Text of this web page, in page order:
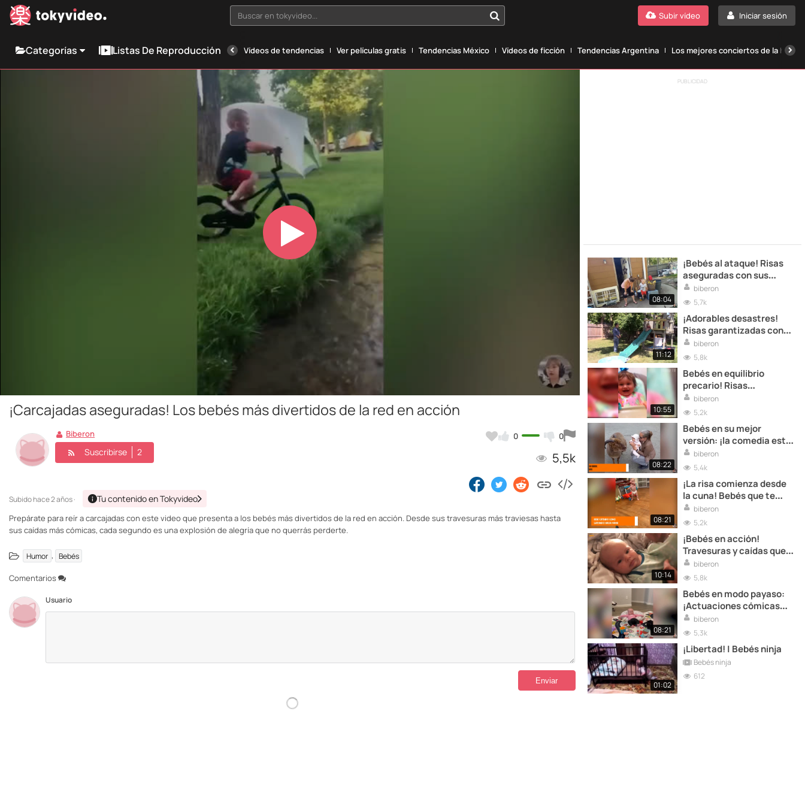
Buscar en tokyvideo... Iniciar sesión
Subir vídeo
Categorías Listas De Reproducción Vídeos de tendencias Ver películas gratis Tendencias México Vídeos de ficción Tendencias Argentina Los mejores conciertos de la
Play
Video
¡Carcajadas aseguradas! Los bebés más divertidos de la red en acción
0 0
5,5k
Biberon
Suscribirse 2
Subidohace 2 años · Tu contenido en Tokyvideo
Prepárate para reír a carcajadas con este video que presenta a los bebés más divertidos de la red en acción. Desde sus travesuras más traviesas hasta
sus caídas más cómicas, cada segundo es una explosión de alegría que no querrás perderte.
Humor , Bebés
Comentarios
Usuario
PUBLICIDAD
08:04
¡Bebés al ataque! Risas
aseguradas con sus
travesuras traviesas
biberon
5,7k
11:12
¡Adorables desastres!
Risas garantizadas con
bebés en acción
biberon
5,8k
10:55
Bebés en equilibrio
precario! Risas
aseguradas con sus
travesuras
biberon
5,2k
08:22
Bebés en su mejor
versión: ¡la comedia está
asegurada!
biberon
5,4k
08:21
¡La risa comienza desde
la cuna! Bebés que te
harán reír a carcajadas
biberon
5,2k
10:14
¡Bebés en acción!
Travesuras y caídas que
te dejarán sin aliento
biberon
5,8k
08:21
Bebés en modo payaso:
¡Actuaciones cómicas
que te harán reír a
carcajadas!
biberon
5,3k
01:02
¡Libertad! | Bebés ninja
Bebés ninja
612